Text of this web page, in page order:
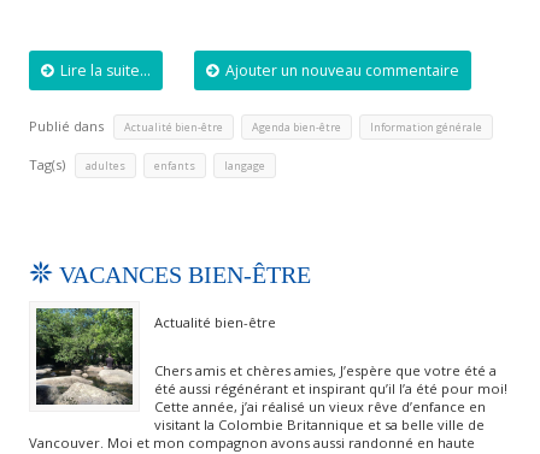
Lire la suite... Ajouter un nouveau commentaire
Publié dans Actualité bien-être Agenda bien-être Information générale
Tag(s) adultes enfants langage
VACANCES BIEN-ÊTRE
Actualité bien-être
Chers amis et chères amies, J’espère que votre été a
été aussi régénérant et inspirant qu’il l’a été pour moi!
Cette année, j’ai réalisé un vieux rêve d’enfance en
visitant la Colombie Britannique et sa belle ville de
Vancouver. Moi et mon compagnon avons aussi randonné en haute